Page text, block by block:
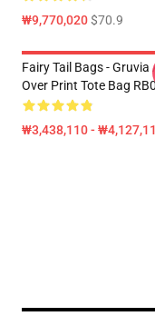
₩9,770,020$70.9
Fairy Tail Bags - Gruvia
Over Print Tote Bag
₩3,438,110 -